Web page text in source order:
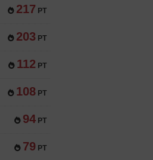
217 PT
203 PT
112 PT
108 PT
94 PT
79 PT